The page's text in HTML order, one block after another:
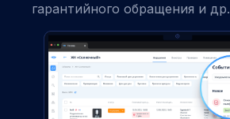
гарантийного обращения и др.